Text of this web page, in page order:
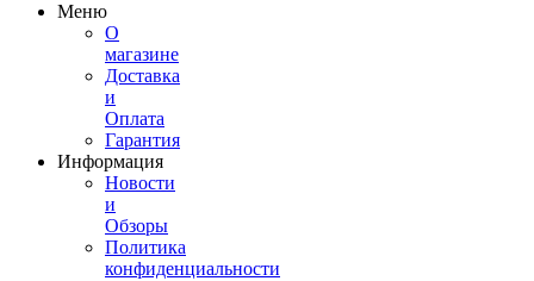
Меню
О
магазине
Доставка
и
Оплата
Гарантия
Информация
Новости
и
Обзоры
Политика
конфиденциальности